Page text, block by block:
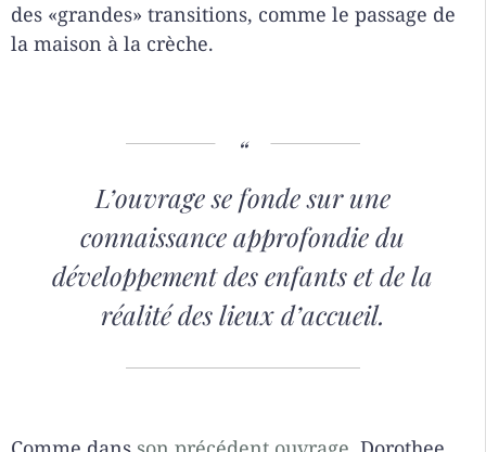
des «grandes» transitions, comme le passage de
la maison à la crèche.
L’ouvrage se fonde sur une
connaissance approfondie du
développement des enfants et de la
réalité des lieux d’accueil.